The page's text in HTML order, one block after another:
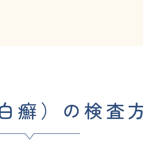
癬）の検査